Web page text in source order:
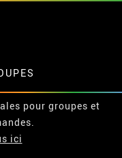
pour groupes et
ici